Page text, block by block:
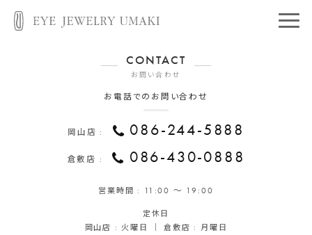
CONTACT
お問い合わせ
お電話でのお問い合わせ
岡山店 : 086-244-5888
倉敷店 : 086-430-0888
営業時間 : 11:00 ～ 19:00
定休日
岡山店 : 火曜日 ｜ 倉敷店 : 月曜日